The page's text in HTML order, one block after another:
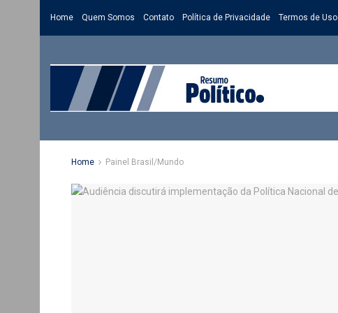
Home Quem Somos Contato Política de Privacidade Termos de Uso
Home Painel Brasil/Mundo